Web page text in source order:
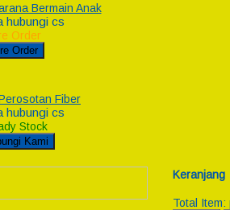
Bermain Anak
hubungi cs
Order
Order
Fiber
hubungi cs
Stock
Kami
Keranjang
Total Item: